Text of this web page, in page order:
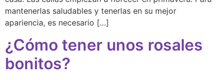
mantenerlas saludables y tenerlas en su mejor
apariencia, es necesario […]
¿Cómo tener unos rosales
bonitos?